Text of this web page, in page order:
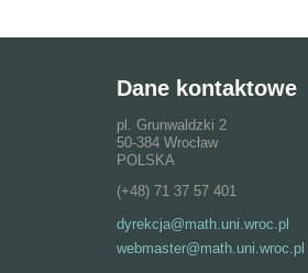
Dane kontaktowe
pl. Grunwaldzki 2
50-384 Wrocław
POLSKA
(+48) 71 37 57 401
dyrekcja@math.uni.wroc.pl
webmaster@math.uni.wroc.pl